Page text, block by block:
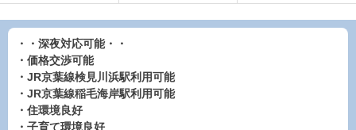
・・深夜対応可能・・
・価格交渉可能
・JR京葉線検見川浜駅利用可能
・JR京葉線稲毛海岸駅利用可能
・住環境良好
・子育て環境良好